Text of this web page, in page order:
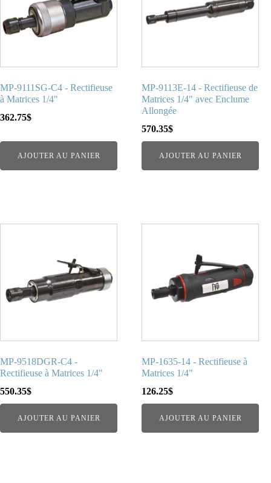
MP-9111SG-C4 - Rectifieuse
à Matrices 1/4"
362.75$
AJOUTER AU PANIER
MP-9113E-14 - Rectifieuse de
Matrices 1/4" avec Enclume
Allongée
570.35$
AJOUTER AU PANIER
MP-9518DGR-C4 -
Rectifieuse à Matrices 1/4"
550.35$
AJOUTER AU PANIER
MP-1635-14 - Rectifieuse à
Matrices 1/4"
126.25$
AJOUTER AU PANIER